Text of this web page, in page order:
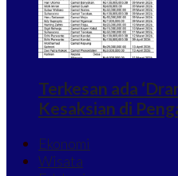
Terkesan ada
Kesaksian di
Ekonomi
Wisata